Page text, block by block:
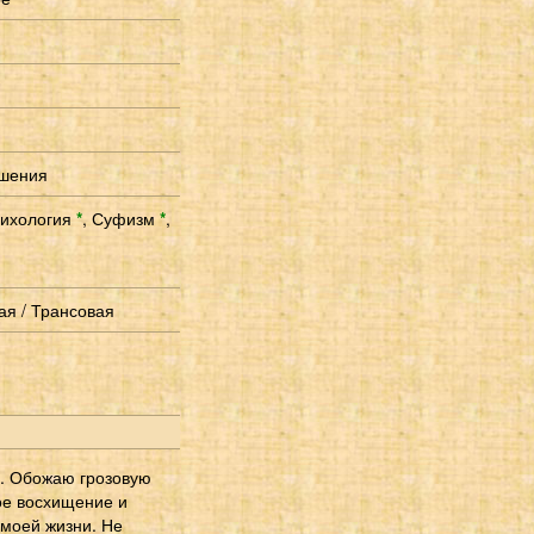
*, Суфизм*,
/ Трансовая
Обожаю грозовую
восхищение и
жизни. Не